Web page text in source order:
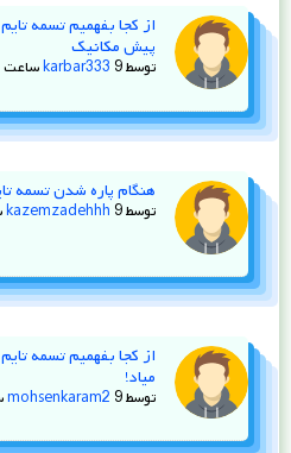
از کجا بفهمیم تسمه
پیش مکانیک
توسط karbar333 9 ساعت پیش
هنگام پاره شدن تسمه
توسط kazemzadehhh 9 ساعت پیش
از کجا بفهمیم تسمه
میاد!
توسط mohsenkaram2 9 ساعت پیش